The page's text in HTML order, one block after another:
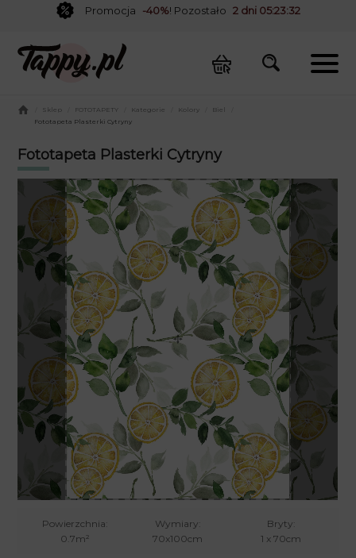
Promocja -40%! Pozostało 2 dni 05:23:32
Sklep FOTOTAPETY Kategorie Kolory Biel
Fototapeta Plasterki Cytryny
Fototapeta Plasterki Cytryny
Powierzchnia:
0.7m²
Wymiary:
70x100cm
Bryty:
1 x 70cm